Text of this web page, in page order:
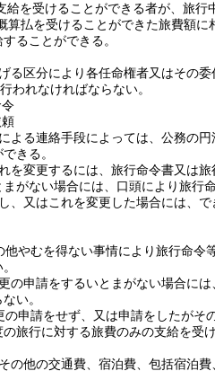
給を受けることができる者が、旅
算払を受けることができた旅費額に
ることができる。
る区分により各任命権者又はその
われなければならない。
よる連絡手段によっては、公務の
きる。
を変更するには、旅行命令書又は旅
がない場合には、口頭により旅行
、又はこれを変更した場合には、
やむを得ない事情により旅行命
の申請をするいとまがない場合に
い。
申請をせず、又は申請をしたが
旅行に対する旅費のみの支給を受
の他の交通費、宿泊費、包括宿泊